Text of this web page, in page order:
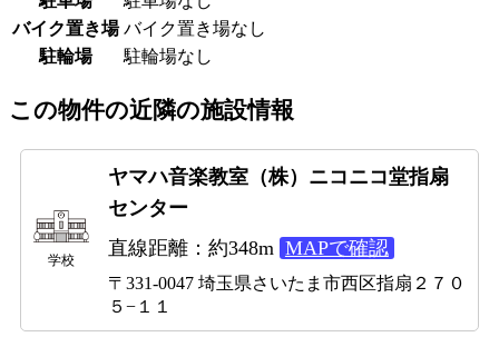
バイク置き場 バイク置き場なし
駐輪場
駐輪場なし
この物件の近隣の施設情報
学校
ヤマハ音楽教室（株）ニコニコ堂指扇
センター
直線距離：約348m MAPで確認
〒331-0047 埼玉県さいたま市西区指扇２７０
５−１１